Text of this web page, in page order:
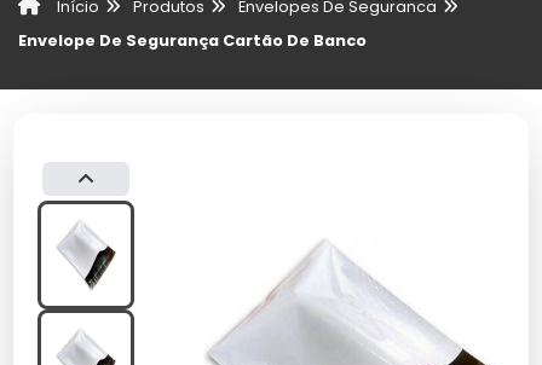
Início Produtos
Envelopes De Seguranca
Envelope De Segurança Cartão De Banco